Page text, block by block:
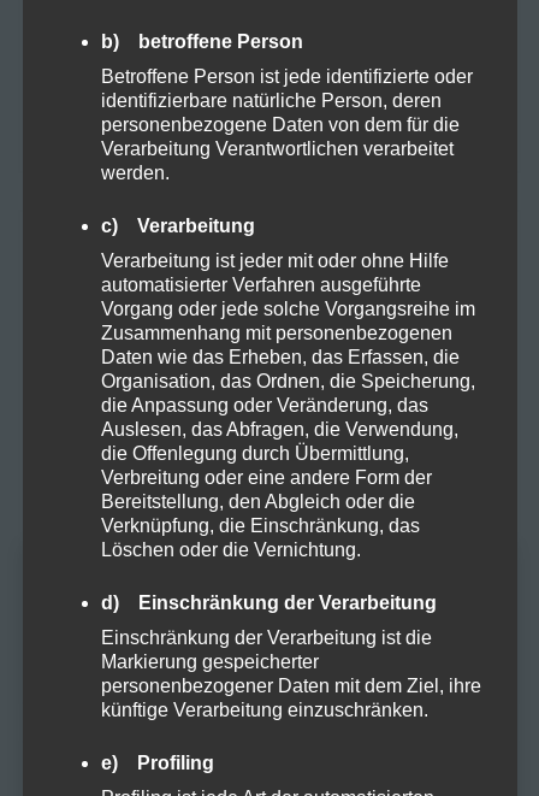
Risiken eines neuen Cannabinoids
Der Einfluss von Terpenen auf die Lagerung und
Qualität von Kräutern: Integra Boost Terpene
Neueste Kommentare
MaikezuFrohe Ostern mit einer Prise
Hanfzauber!
JanzuFrohe Ostern mit einer Prise
Hanfzauber!
Hartmut K.zuWarum Hanf in deinen
Speiseplan gehört!
Marlene H.zu Warum Hanf in deinen
Speiseplan gehört!
GreenThumbGuru zuDer Weg zum
erfolgreichen Cannabisanbau
Altersprüfung
Du musst mindestens18Jahre alt sein, um
diese Website zu besuchen.
b) betroffene Person
Betroffene Person ist jede identifizierte oder
identifizierbare natürliche Person, deren
personenbezogene Daten von dem für die
Verarbeitung Verantwortlichen verarbeitet
werden.
c) Verarbeitung
Verarbeitung ist jeder mit oder ohne Hilfe
automatisierter Verfahren ausgeführte
Vorgang oder jede solche Vorgangsreihe im
Zusammenhang mit personenbezogenen
Daten wie das Erheben, das Erfassen, die
Organisation, das Ordnen, die Speicherung,
die Anpassung oder Veränderung, das
Auslesen, das Abfragen, die Verwendung,
die Offenlegung durch Übermittlung,
Verbreitung oder eine andere Form der
Bereitstellung, den Abgleich oder die
Verknüpfung, die Einschränkung, das
Löschen oder die Vernichtung.
d) Einschränkung der Verarbeitung
Einschränkung der Verarbeitung ist die
Markierung gespeicherter
personenbezogener Daten mit dem Ziel, ihre
künftige Verarbeitung einzuschränken.
e) Profiling